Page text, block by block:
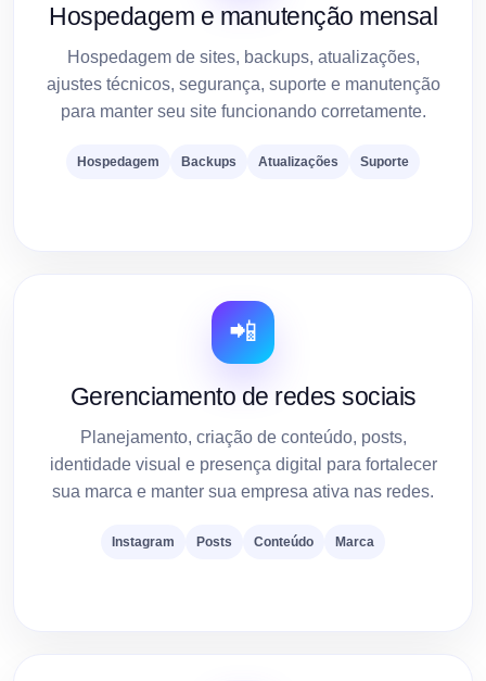
Hospedagem e manutenção mensal
Hospedagem de sites, backups, atualizações,
ajustes técnicos, segurança, suporte e manutenção
para manter seu site funcionando corretamente.
Hospedagem Backups Atualizações Suporte
📲
Gerenciamento de redes sociais
Planejamento, criação de conteúdo, posts,
identidade visual e presença digital para fortalecer
sua marca e manter sua empresa ativa nas redes.
Instagram Posts Conteúdo Marca